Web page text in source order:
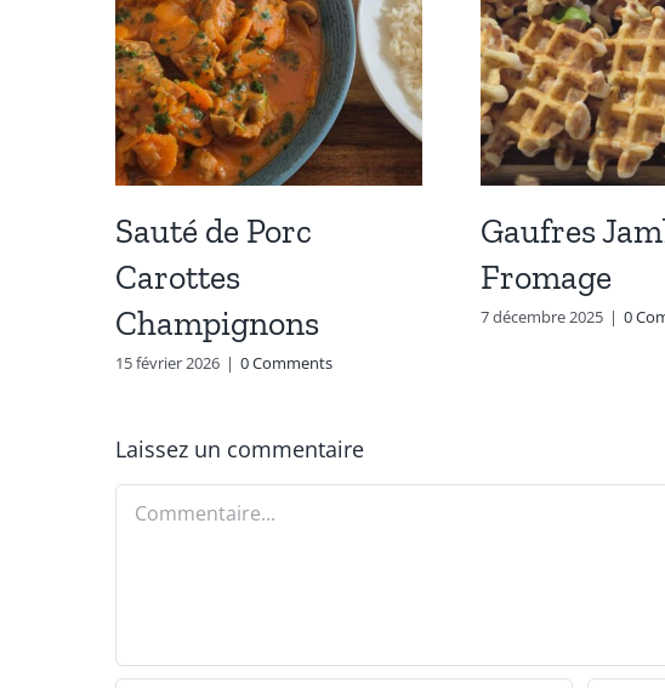
Sauté de Porc
Carottes
Champignons
15 février 2026 | 0 Comments
Gaufres
Fromage
7 décembre 2025 | 0
Laissez un commentaire
Commentaire